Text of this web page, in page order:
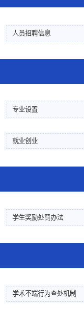
人员招聘信息
专业设置
就业创业
学生奖励处罚办法
学术不端行为查处机制